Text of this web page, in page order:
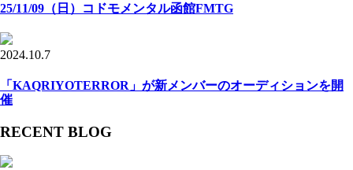
25/11/09（日）コドモメンタル函館FMTG
2024.10.7
「KAQRIYOTERROR」が新メンバーのオーディションを開
催
RECENT BLOG